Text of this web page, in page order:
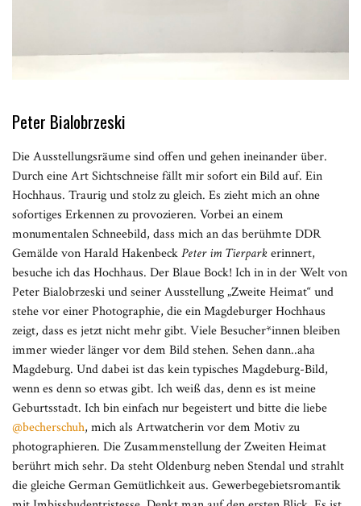
Peter Bialobrzeski
Die Ausstellungsräume sind offen und gehen ineinander über.
Durch eine Art Sichtschneise fällt mir sofort ein Bild auf. Ein
Hochhaus. Traurig und stolz zu gleich. Es zieht mich an ohne
sofortiges Erkennen zu provozieren. Vorbei an einem
monumentalen Schneebild, dass mich an das berühmte DDR
Gemälde von Harald HakenbeckPeter im Tierparkerinnert,
besuche ich das Hochhaus. Der Blaue Bock! Ich in in der Welt von
Peter Bialobrzeski und seiner Ausstellung „Zweite Heimat“ und
stehe vor einer Photographie, die ein Magdeburger Hochhaus
zeigt, dass es jetzt nicht mehr gibt. Viele Besucher*innen bleiben
immer wieder länger vor dem Bild stehen. Sehen dann..aha
Magdeburg. Und dabei ist das kein typisches Magdeburg-Bild,
wenn es denn so etwas gibt. Ich weiß das, denn es ist meine
Geburtsstadt. Ich bin einfach nur begeistert und bitte die liebe
@becherschuh, mich als Artwatcherin vor dem Motiv zu
photographieren. Die Zusammenstellung der Zweiten Heimat
berührt mich sehr. Da steht Oldenburg neben Stendal und strahlt
die gleiche German Gemütlichkeit aus. Gewerbegebietsromantik